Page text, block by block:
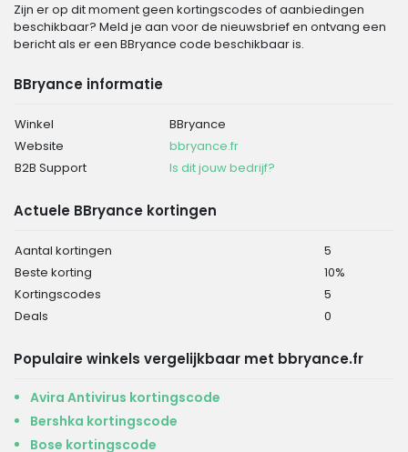
Zijn er op dit moment geen kortingscodes of aanbiedingen
beschikbaar? Meld je aan voor de nieuwsbrief en ontvang een
bericht als er een BBryance code beschikbaar is.
BBryance informatie
Winkel
BBryance
Website
bbryance.fr
B2B Support
Is dit jouw bedrijf?
Actuele BBryance kortingen
Aantal kortingen
5
Beste korting
10%
Kortingscodes
5
Deals
0
Populaire winkels vergelijkbaar met bbryance.fr
Avira Antivirus kortingscode
Bershka kortingscode
Bose kortingscode